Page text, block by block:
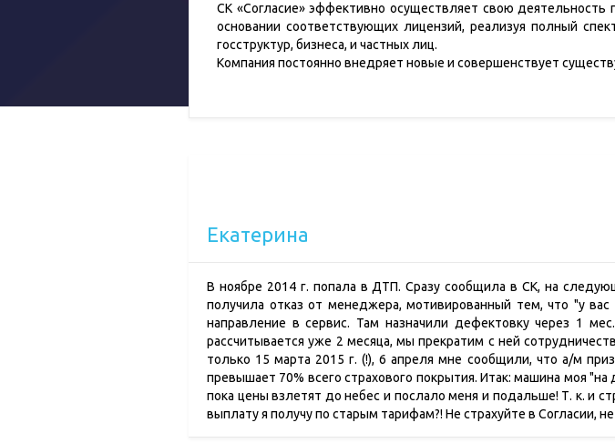
СК «Согласие» эффективно осуществляет свою деятельность
основании соответствующих лицензий, реализуя полный
госструктур, бизнеса, и частных лиц.
Компания постоянно внедряет новые и совершенствует
Екатерина
В ноябре 2014 г. попала в ДТП. Сразу сообщила в СК, на
получила отказ от менеджера, мотивированный тем, что "у
направление в сервис. Там назначили дефектовку через 1
рассчитывается уже 2 месяца, мы прекратим с ней
только 15 марта 2015 г. (!), 6 апреля мне сообщили, что а/м
превышает 70% всего страхового покрытия. Итак: машина моя
пока цены взлетят до небес и послало меня и подальше! Т. к. и
выплату я получу по старым тарифам?! Не страхуйте в